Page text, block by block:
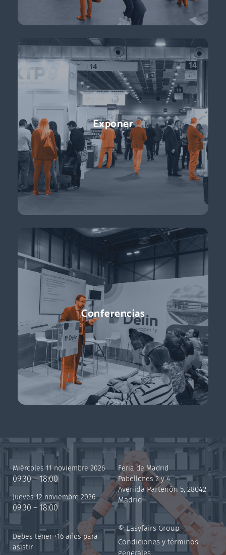
Exponer
Conferencias
Conferencias
¡Ponentes líderes, presentaciones centradas en temas de
actualidad y perspectivas sobre el futuro del sector que
están a la vuelta de la esquina!
Descubre más
Miércoles 11 noviembre 2026
09:30 – 18:00
Jueves 12 noviembre 2026
09:30 – 18:00
Debes tener +16 años para
asistir
Feria de Madrid
Pabellones 2 y 4
Avenida Partenón 5, 28042
Madrid
© Easyfairs Group
Condiciones y términos
generales